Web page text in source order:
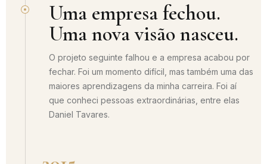
Uma empresa fechou.
Uma nova visão nasceu.
O projeto seguinte falhou e a empresa acabou por
fechar. Foi um momento difícil, mas também uma das
maiores aprendizagens da minha carreira. Foi aí
que conheci pessoas extraordinárias, entre elas
Daniel Tavares.